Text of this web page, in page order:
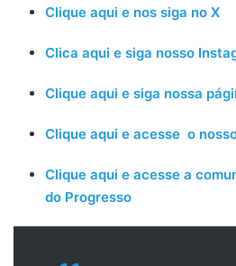
Clique aqui e nos siga no X
Clica aqui e siga nosso
Clique aqui e siga nossa
Clique aqui e acesse o
Clique aqui e acesse a
do Progresso